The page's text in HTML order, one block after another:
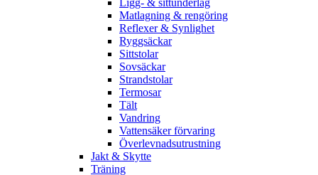
Ligg- & sittunderlag
Matlagning & rengöring
Reflexer & Synlighet
Ryggsäckar
Sittstolar
Sovsäckar
Strandstolar
Termosar
Tält
Vandring
Vattensäker förvaring
Överlevnadsutrustning
Jakt & Skytte
Träning